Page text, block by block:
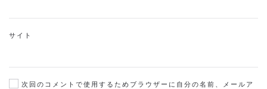
サイト
次回のコメントで使用するためブラウザーに自分の名前、メールア